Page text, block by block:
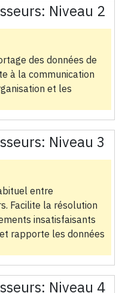
Niveau 2
des données de
à la communication
et les
Niveau 3
entre
Facilite la résolution
insatisfaisants
rapporte les données
Niveau 4